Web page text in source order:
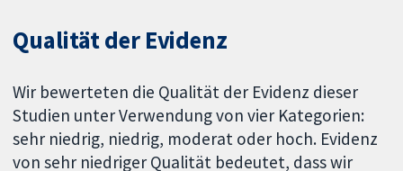
Qualität der Evidenz
Wir bewerteten die Qualität der Evidenz dieser
Studien unter Verwendung von vier Kategorien:
sehr niedrig, niedrig, moderat oder hoch. Evidenz
von sehr niedriger Qualität bedeutet, dass wir